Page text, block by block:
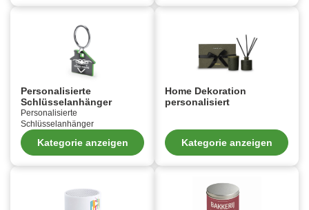
Personalisierte
Schlüsselanhänger
Personalisierte
Schlüsselanhänger
Kategorie anzeigen
Home Dekoration
personalisiert
Kategorie anzeigen